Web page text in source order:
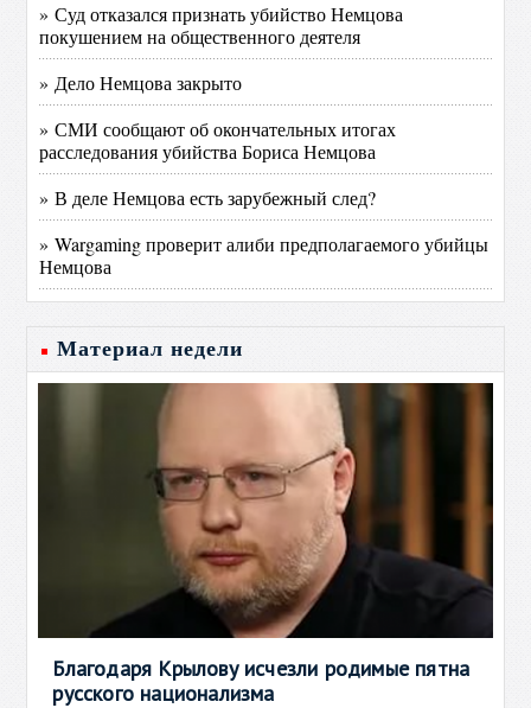
» Суд отказался признать убийство Немцова
покушением на общественного деятеля
» Дело Немцова закрыто
» СМИ сообщают об окончательных итогах
расследования убийства Бориса Немцова
» В деле Немцова есть зарубежный след?
» Wargaming проверит алиби предполагаемого убийцы
Немцова
Материал недели
Благодаря Крылову исчезли родимые пятна
русского национализма